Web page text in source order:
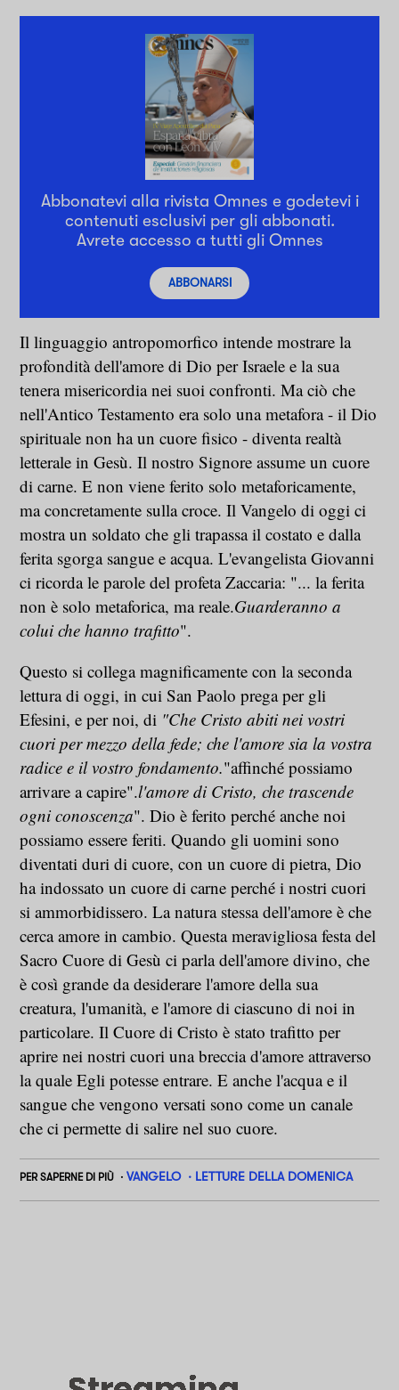
Abbonatevi alla rivista Omnes e godetevi i
contenuti esclusivi per gli abbonati.
Avrete accesso a tutti gli Omnes
ABBONARSI
Il linguaggio antropomorfico intende mostrare la
profondità dell'amore di Dio per Israele e la sua
tenera misericordia nei suoi confronti. Ma ciò che
nell'Antico Testamento era solo una metafora - il Dio
spirituale non ha un cuore fisico - diventa realtà
letterale in Gesù. Il nostro Signore assume un cuore
di carne. E non viene ferito solo metaforicamente,
ma concretamente sulla croce. Il Vangelo di oggi ci
mostra un soldato che gli trapassa il costato e dalla
ferita sgorga sangue e acqua. L'evangelista Giovanni
ci ricorda le parole del profeta Zaccaria: "... la ferita
non è solo metaforica, ma reale.Guarderanno a
colui che hanno trafitto".
Questo si collega magnificamente con la seconda
lettura di oggi, in cui San Paolo prega per gli
Efesini, e per noi, di "Che Cristo abiti nei vostri
cuori per mezzo della fede; che l'amore sia la vostra
radice e il vostro fondamento."affinché possiamo
arrivare a capire".l'amore di Cristo, che trascende
ogni conoscenza". Dio è ferito perché anche noi
possiamo essere feriti. Quando gli uomini sono
diventati duri di cuore, con un cuore di pietra, Dio
ha indossato un cuore di carne perché i nostri cuori
si ammorbidissero. La natura stessa dell'amore è che
cerca amore in cambio. Questa meravigliosa festa del
Sacro Cuore di Gesù ci parla dell'amore divino, che
è così grande da desiderare l'amore della sua
creatura, l'umanità, e l'amore di ciascuno di noi in
particolare. Il Cuore di Cristo è stato trafitto per
aprire nei nostri cuori una breccia d'amore attraverso
la quale Egli potesse entrare. E anche l'acqua e il
sangue che vengono versati sono come un canale
che ci permette di salire nel suo cuore.
PER SAPERNE DI PIÙ VANGELO LETTURE DELLA DOMENICA